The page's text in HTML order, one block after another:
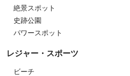
絶景スポット
史跡公園
パワースポット
レジャー・スポーツ
ビーチ